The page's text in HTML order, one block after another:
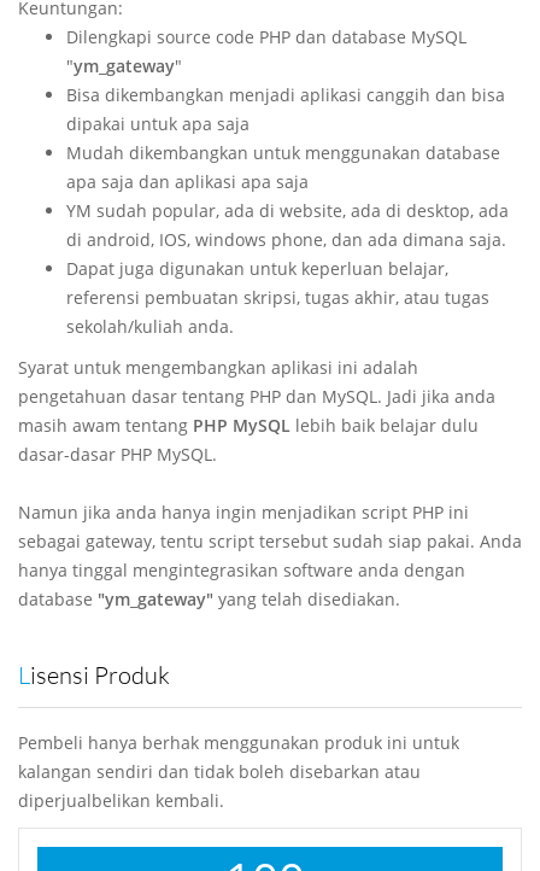
Keuntungan:
Dilengkapi source code PHP dan database MySQL
"ym_gateway"
Bisa dikembangkan menjadi aplikasi canggih dan bisa
dipakai untuk apa saja
Mudah dikembangkan untuk menggunakan database
apa saja dan aplikasi apa saja
YM sudah popular, ada di website, ada di desktop, ada
di android, IOS, windows phone, dan ada dimana saja.
Dapat juga digunakan untuk keperluan belajar,
referensi pembuatan skripsi, tugas akhir, atau tugas
sekolah/kuliah anda.
Syarat untuk mengembangkan aplikasi ini adalah
pengetahuan dasar tentang PHP dan MySQL. Jadi jika anda
masih awam tentang PHP MySQL lebih baik belajar dulu
dasar-dasar PHP MySQL.
Namun jika anda hanya ingin menjadikan script PHP ini
sebagai gateway, tentu script tersebut sudah siap pakai. Anda
hanya tinggal mengintegrasikan software anda dengan
database "ym_gateway" yang telah disediakan.
Lisensi Produk
Pembeli hanya berhak menggunakan produk ini untuk
kalangan sendiri dan tidak boleh disebarkan atau
diperjualbelikan kembali.